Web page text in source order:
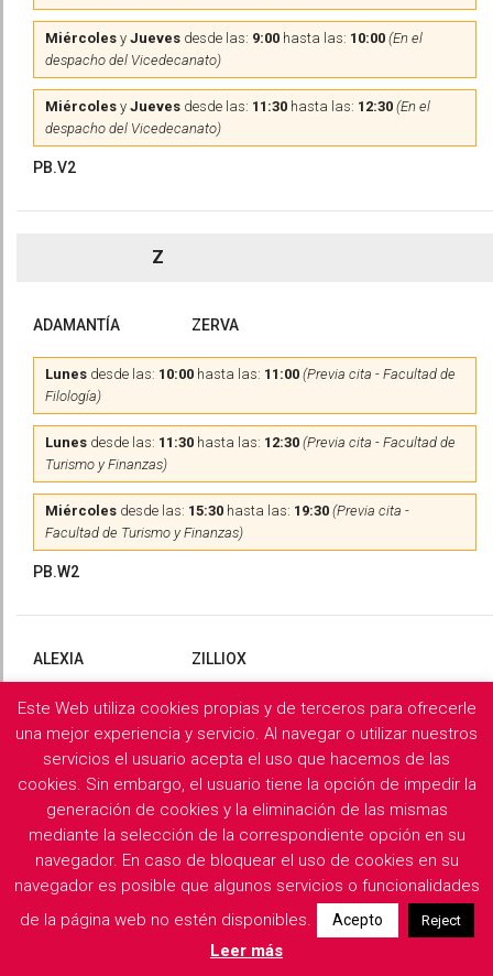
Miércoles y Jueves desde las: 9:00 hasta las: 10:00 (En el
despacho del Vicedecanato)
Miércoles y Jueves desde las: 11:30 hasta las: 12:30 (En el
despacho del Vicedecanato)
PB.V2
Z
ADAMANTÍA ZERVA
Lunes desde las: 10:00 hasta las: 11:00 (Previa cita - Facultad de
Filología)
Lunes desde las: 11:30 hasta las: 12:30 (Previa cita - Facultad de
Turismo y Finanzas)
Miércoles desde las: 15:30 hasta las: 19:30 (Previa cita -
Facultad de Turismo y Finanzas)
PB.W2
ALEXIA ZILLIOX
Martes yMiércolesdesde las:10:00hasta las:13:00 (Previa
cita)
PB.X2
Filología Griega y Latina
Descargar horarios de consulta del departamento
Este Web utiliza cookies propias y de terceros para ofrecerle
una mejor experiencia y servicio. Al navegar o utilizar nuestros
servicios el usuario acepta el uso que hacemos de las
cookies. Sin embargo, el usuario tiene la opción de impedir la
generación de cookies y la eliminación de las mismas
mediante la selección de la correspondiente opción en su
navegador. En caso de bloquear el uso de cookies en su
navegador es posible que algunos servicios o funcionalidades
de la página web no estén disponibles.
Acepto Reject
Leer más